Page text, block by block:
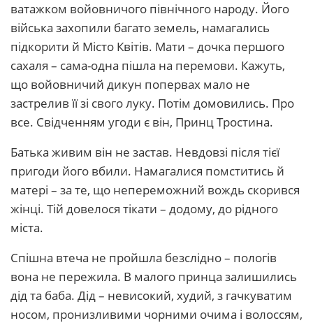
ватажком войовничого північного народу. Його
війська захопили багато земель, намагались
підкорити й Місто Квітів. Мати – дочка першого
сахаля – сама-одна пішла на перемови. Кажуть,
що войовничий дикун попервах мало не
застрелив її зі свого луку. Потім домовились. Про
все. Свідченням угоди є він, Принц Тростина.
Батька живим він не застав. Невдовзі після тієї
пригоди його вбили. Намагалися помститись й
матері – за те, що непереможний вождь скорився
жінці. Тій довелося тікати – додому, до рідного
міста.
Спішна втеча не пройшла безслідно – пологів
вона не пережила. В малого принца залишились
дід та баба. Дід – невисокий, худий, з гачкуватим
носом, пронизливими чорними очима і волоссям,